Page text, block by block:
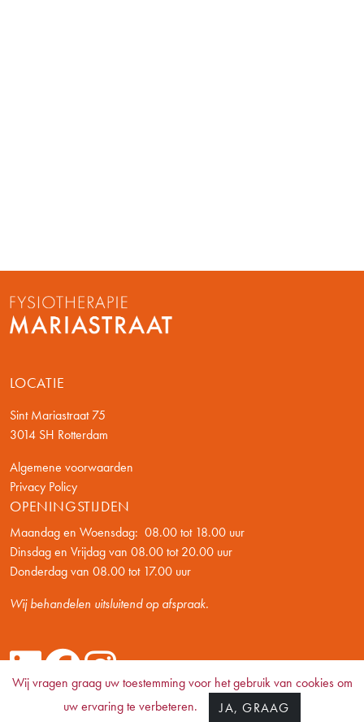
Wij vragen graag uw toestemming voor het gebruik van cookies om
uw ervaring te verbeteren.
JA, GRAAG
LOCATIE
Sint Mariastraat 75
3014 SH Rotterdam
Algemene voorwaarden
Privacy Policy
OPENINGSTIJDEN
Maandag en Woensdag: 08.00 tot 18.00 uur
Dinsdag en Vrijdag van 08.00 tot 20.00 uur
Donderdag van 08.00 tot 17.00 uur
Wij behandelen uitsluitend op afspraak.
FYSIOTHERAPIEPRAKTIJK ROTTERDAM CENTRUM © Fysiotherapie
Mariastraat 2026